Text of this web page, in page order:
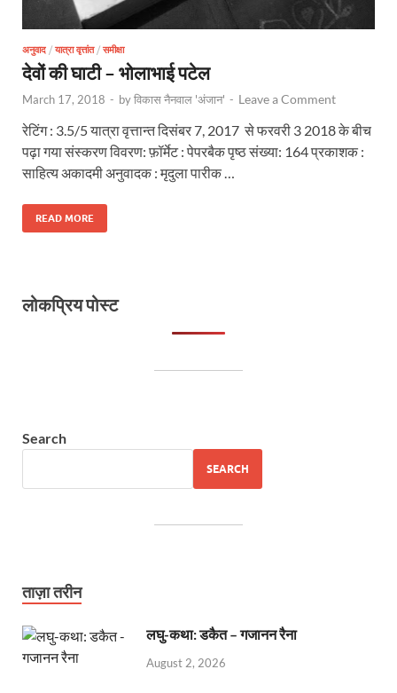
अनुवाद / यात्रा वृत्तांत/ समीक्षा
देवों की घाटी – भोलाभाई पटेल
March 17, 2018 - byविकास नैनवाल 'अंजान' - Leave a Comment
रेटिंग : 3.5/5 यात्रा वृत्तान्त दिसंबर 7, 2017 से फरवरी 3 2018 के बीच
पढ़ा गया संस्करण विवरण: फ़ॉर्मेट : पेपरबैक पृष्ठ संख्या: 164 प्रकाशक :
साहित्य अकादमी अनुवादक : मृदुला पारीक …
READ MORE
लोकप्रिय पोस्ट
Search
SEARCH
ताज़ा तरीन
लघु-कथा: डकैत – गजानन रैना
August 2, 2026